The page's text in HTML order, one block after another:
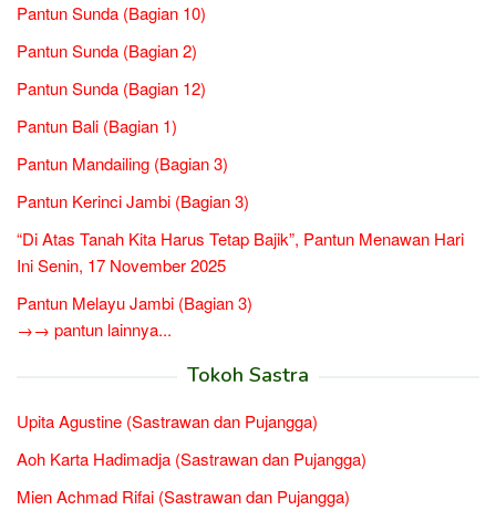
Pantun Sunda (Bagian 10)
Pantun Sunda (Bagian 2)
Pantun Sunda (Bagian 12)
Pantun Bali (Bagian 1)
Pantun Mandailing (Bagian 3)
Pantun Kerinci Jambi (Bagian 3)
“Di Atas Tanah Kita Harus Tetap Bajik”, Pantun Menawan Hari
Ini Senin, 17 November 2025
Pantun Melayu Jambi (Bagian 3)
→→ pantun lainnya...
Tokoh Sastra
Upita Agustine (Sastrawan dan Pujangga)
Aoh Karta Hadimadja (Sastrawan dan Pujangga)
Mien Achmad Rifai (Sastrawan dan Pujangga)